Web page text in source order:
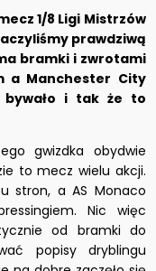
1/8 Ligi Mistrzów
prawdziwą
bramki i zwrotami
a Manchester City
bywało i tak że to
gwizdka obydwie
to mecz wielu akcji.
stron, a AS Monaco
Nic więc
od bramki do
popisy dryblingu